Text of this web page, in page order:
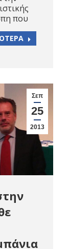
που
Σεπ
25
2013